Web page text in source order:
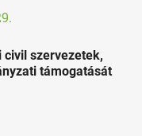
szervezetek,
támogatását